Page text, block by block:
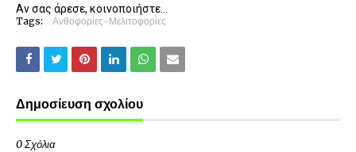
Αν σας άρεσε, κοινοποιήστε...
Tags: Ανθοφορίες-Μελιτοφορίες
Δημοσίευση σχολίου
0 Σχόλια